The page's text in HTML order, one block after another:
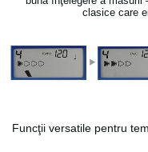
clasice care
Funcţii versatile pentru